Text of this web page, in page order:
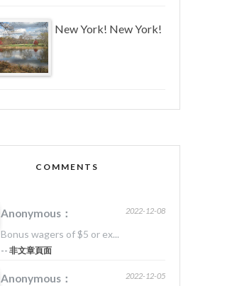
New York! New York!
COMMENTS
2022-12-08
Anonymous：
Bonus wagers of $5 or ex...
-- 非文章頁面
2022-12-05
Anonymous：